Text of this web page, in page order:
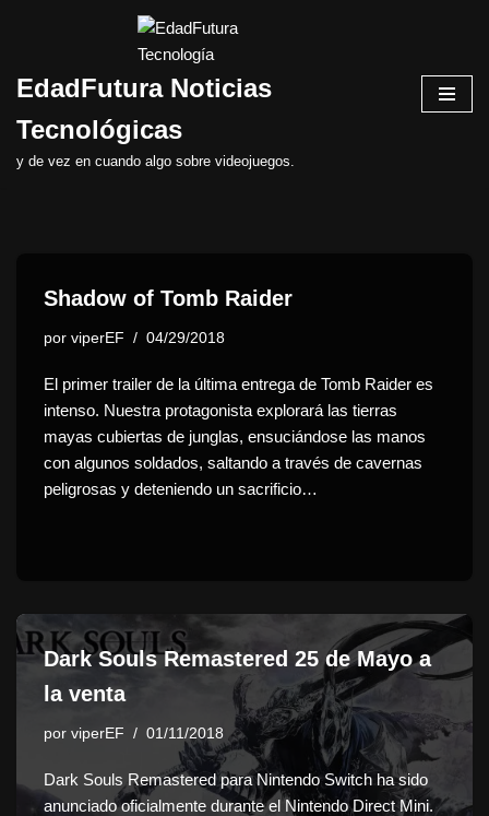
al
EdadFutura Noticias
Tecnológicas
y de vez en cuando algo sobre videojuegos.
Shadow of Tomb Raider
por viperEF 04/29/2018
El primer trailer de la última entrega de Tomb Raider es
intenso. Nuestra protagonista explorará las tierras
mayas cubiertas de junglas, ensuciándose las manos
con algunos soldados, saltando a través de cavernas
peligrosas y deteniendo un sacrificio…
Dark Souls Remastered 25 de Mayo a
la venta
por viperEF 01/11/2018
Dark Souls Remastered para Nintendo Switch ha sido
anunciado oficialmente durante el Nintendo Direct Mini.